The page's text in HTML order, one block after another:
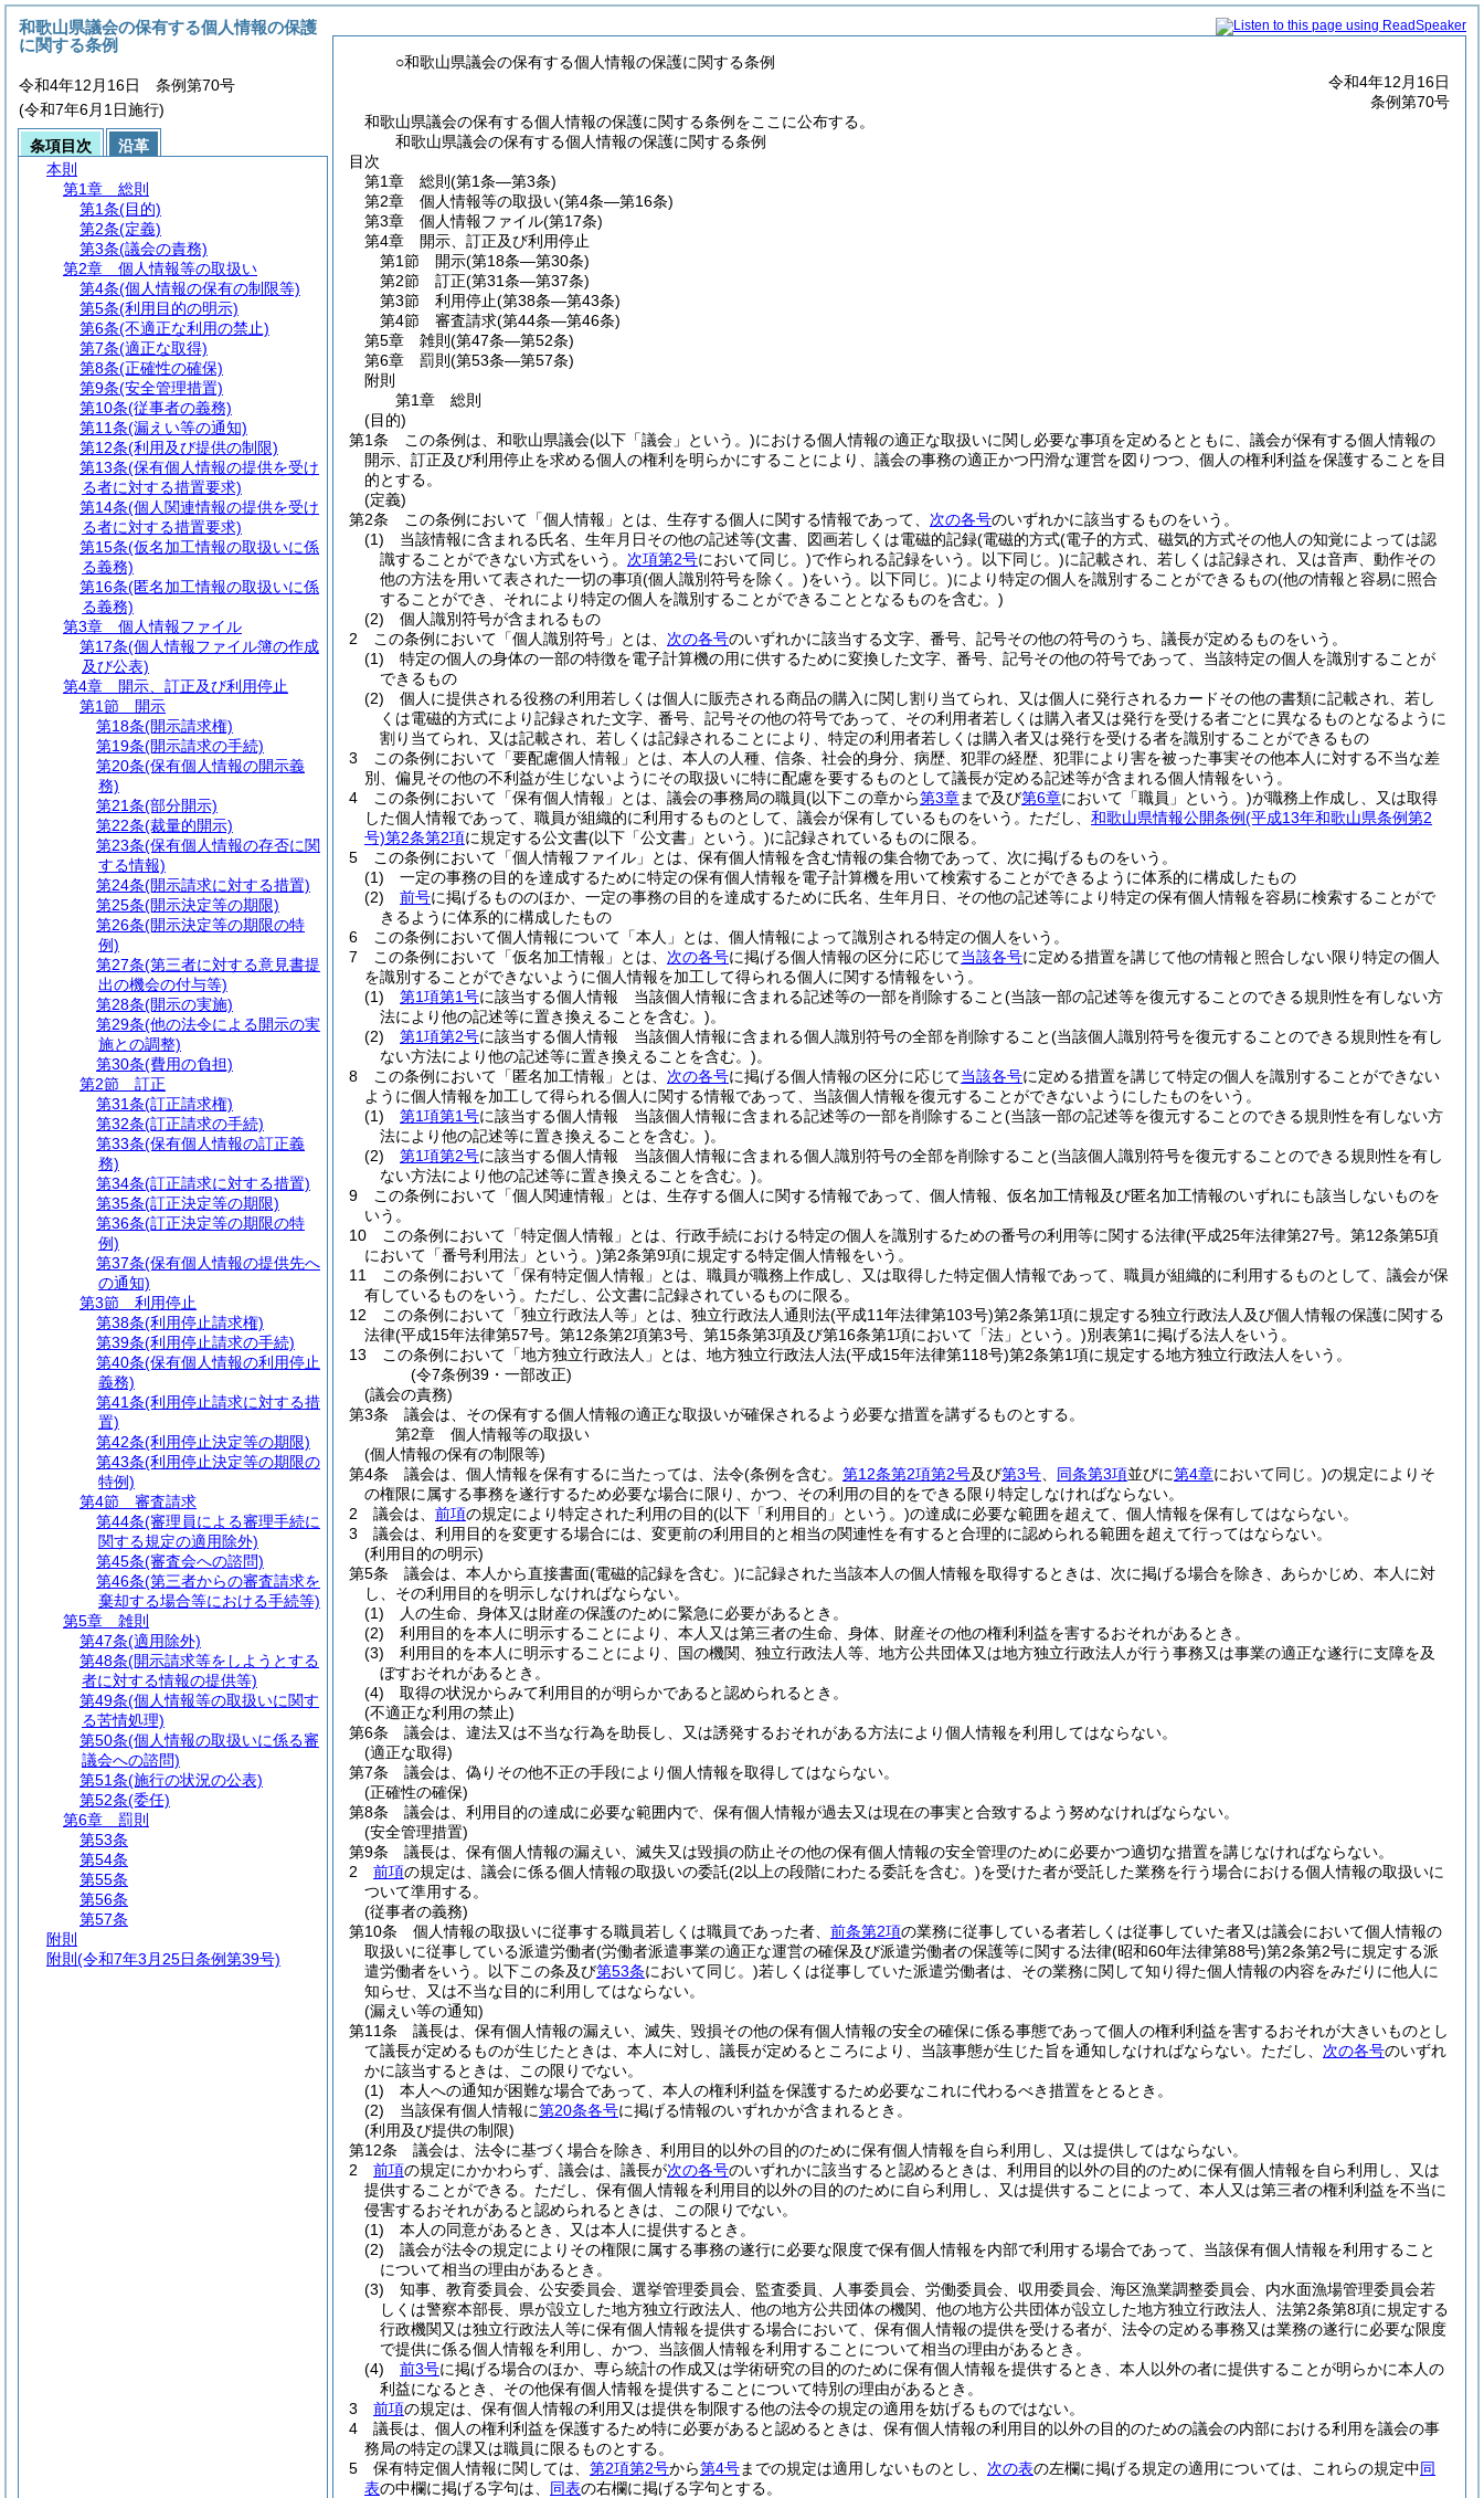
○和歌山県議会の保有する個人情報の保護に関する条例
令和4年12月16日
条例第70号
和歌山県議会の保有する個人情報の保護に関する条例をここに公布する。
和歌山県議会の保有する個人情報の保護に関する条例
目次
第1章
総則 (第1条―第3条)
第2章
個人情報等の取扱い(第4条―第16条)
第3章
個人情報ファイル(第17条)
第4章
開示、訂正及び利用停止
第1節
開示(第18条―第30条)
第2節
訂正(第31条―第37条)
第3節
利用停止(第38条―第43条)
第4節
審査請求(第44条―第46条)
第5章
雑則 (第47条―第52条)
第6章
罰則 (第53条―第57条)
附則
第1章
総則
(目的)
第1条
この条例は、和歌山県議会(以下「議会」という。)における個人情報の適正な取扱いに関し必要な事項を定めるとともに、議会が保有する個人情報の
開示、訂正及び利用停止を求める個人の権利を明らかにすることにより、議会の事務の適正かつ円滑な運営を図りつつ、個人の権利利益を保護することを目
的とする。
(定義)
第2条
この条例において「個人情報」とは、生存する個人に関する情報であって、 次の各号のいずれかに該当するものをいう。
(1)
当該情報に含まれる氏名、生年月日その他の記述等(文書、図画若しくは電磁的記録(電磁的方式(電子的方式、磁気的方式その他人の知覚によっては認
識することができない方式をいう。 次項第2号において同じ。)で作られる記録をいう。以下同じ。)に記載され、若しくは記録され、又は音声、動作その
他の方法を用いて表された一切の事項(個人識別符号を除く。)をいう。以下同じ。)により特定の個人を識別することができるもの(他の情報と容易に照合
することができ、それにより特定の個人を識別することができることとなるものを含む。)
(2)
個人識別符号が含まれるもの
2
この条例において「個人識別符号」とは、 次の各号のいずれかに該当する文字、番号、記号その他の符号のうち、議長が定めるものをいう。
(1)
特定の個人の身体の一部の特徴を電子計算機の用に供するために変換した文字、番号、記号その他の符号であって、当該特定の個人を識別することが
できるもの
(2)
個人に提供される役務の利用若しくは個人に販売される商品の購入に関し割り当てられ、又は個人に発行されるカードその他の書類に記載され、若し
くは電磁的方式により記録された文字、番号、記号その他の符号であって、その利用者若しくは購入者又は発行を受ける者ごとに異なるものとなるように
割り当てられ、又は記載され、若しくは記録されることにより、特定の利用者若しくは購入者又は発行を受ける者を識別することができるもの
3
この条例において「要配慮個人情報」とは、本人の人種、信条、社会的身分、病歴、犯罪の経歴、犯罪により害を被った事実その他本人に対する不当な差
別、偏見その他の不利益が生じないようにその取扱いに特に配慮を要するものとして議長が定める記述等が含まれる個人情報をいう。
4
この条例において「保有個人情報」とは、議会の事務局の職員(以下この章から第3章まで及び第6章において「職員」という。)が職務上作成し、又は取得
した個人情報であって、職員が組織的に利用するものとして、議会が保有しているものをいう。 ただし、 和歌山県情報公開条例(平成13年和歌山県条例第2
号)第2条第2項に規定する公文書(以下「公文書」という。)に記録されているものに限る。
5
この条例において「個人情報ファイル」とは、保有個人情報を含む情報の集合物であって、次に掲げるものをいう。
(1)
一定の事務の目的を達成するために特定の保有個人情報を電子計算機を用いて検索することができるように体系的に構成したもの
(2)
前号に掲げるもののほか、一定の事務の目的を達成するために氏名、生年月日、その他の記述等により特定の保有個人情報を容易に検索することがで
きるように体系的に構成したもの
6
この条例において個人情報について「本人」とは、個人情報によって識別される特定の個人をいう。
7
この条例において「仮名加工情報」とは、 次の各号に掲げる個人情報の区分に応じて当該各号に定める措置を講じて他の情報と照合しない限り特定の個人
を識別することができないように個人情報を加工して得られる個人に関する情報をいう。
(1)
第1項第1号に該当する個人情報 当該個人情報に含まれる記述等の一部を削除すること(当該一部の記述等を復元することのできる規則性を有しない方
法により他の記述等に置き換えることを含む。)。
(2)
第1項第2号に該当する個人情報 当該個人情報に含まれる個人識別符号の全部を削除すること(当該個人識別符号を復元することのできる規則性を有し
ない方法により他の記述等に置き換えることを含む。)。
8
この条例において「匿名加工情報」とは、 次の各号に掲げる個人情報の区分に応じて当該各号に定める措置を講じて特定の個人を識別することができない
ように個人情報を加工して得られる個人に関する情報であって、当該個人情報を復元することができないようにしたものをいう。
(1)
第1項第1号に該当する個人情報 当該個人情報に含まれる記述等の一部を削除すること(当該一部の記述等を復元することのできる規則性を有しない方
法により他の記述等に置き換えることを含む。)。
(2)
第1項第2号に該当する個人情報 当該個人情報に含まれる個人識別符号の全部を削除すること(当該個人識別符号を復元することのできる規則性を有し
ない方法により他の記述等に置き換えることを含む。)。
9
この条例において「個人関連情報」とは、生存する個人に関する情報であって、個人情報、仮名加工情報及び匿名加工情報のいずれにも該当しないものを
いう。
10
この条例において「特定個人情報」とは、行政手続における特定の個人を識別するための番号の利用等に関する法律(平成25年法律第27号。第12条第5項
において「番号利用法」という。)第2条第9項に規定する特定個人情報をいう。
11
この条例において「保有特定個人情報」とは、職員が職務上作成し、又は取得した特定個人情報であって、職員が組織的に利用するものとして、議会が保
有しているものをいう。 ただし、公文書に記録されているものに限る。
12
この条例において「独立行政法人等」とは、独立行政法人通則法(平成11年法律第103号)第2条第1項に規定する独立行政法人及び個人情報の保護に関する
法律(平成15年法律第57号。第12条第2項第3号、第15条第3項及び第16条第1項において「法」という。)別表第1に掲げる法人をいう。
13
この条例において「地方独立行政法人」とは、地方独立行政法人法(平成15年法律第118号)第2条第1項に規定する地方独立行政法人をいう。
(令7条例39・一部改正)
(議会の責務)
第3条
議会は、その保有する個人情報の適正な取扱いが確保されるよう必要な措置を講ずるものとする。
第2章
個人情報等の取扱い
(個人情報の保有の制限等)
第4条
議会は、個人情報を保有するに当たっては、法令(条例を含む。 第12条第2項第2号及び第3号 同条第3項並びに第4章において同じ。)の規定によりそ
の権限に属する事務を遂行するため必要な場合に限り、かつ、その利用の目的をできる限り特定しなければならない。
2
議会は、 前項の規定により特定された利用の目的(以下「利用目的」という。)の達成に必要な範囲を超えて、個人情報を保有してはならない。
3
議会は、利用目的を変更する場合には、変更前の利用目的と相当の関連性を有すると合理的に認められる範囲を超えて行ってはならない。
(利用目的の明示)
第5条
議会は、本人から直接書面(電磁的記録を含む。)に記録された当該本人の個人情報を取得するときは、次に掲げる場合を除き、あらかじめ、本人に対
し、その利用目的を明示しなければならない。
(1)
人の生命、身体又は財産の保護のために緊急に必要があるとき。
(2)
利用目的を本人に明示することにより、本人又は第三者の生命、身体、財産その他の権利利益を害するおそれがあるとき。
(3)
利用目的を本人に明示することにより、国の機関、独立行政法人等、地方公共団体又は地方独立行政法人が行う事務又は事業の適正な遂行に支障を及
ぼすおそれがあるとき。
(4)
取得の状況からみて利用目的が明らかであると認められるとき。
(不適正な利用の禁止)
第6条
議会は、違法又は不当な行為を助長し、又は誘発するおそれがある方法により個人情報を利用してはならない。
(適正な取得)
第7条
議会は、偽りその他不正の手段により個人情報を取得してはならない。
(正確性の確保)
第8条
議会は、利用目的の達成に必要な範囲内で、保有個人情報が過去又は現在の事実と合致するよう努めなければならない。
(安全管理措置)
第9条
議長は、保有個人情報の漏えい、滅失又は毀損の防止その他の保有個人情報の安全管理のために必要かつ適切な措置を講じなければならない。
2
前項の規定は、議会に係る個人情報の取扱いの委託(2以上の段階にわたる委託を含む。)を受けた者が受託した業務を行う場合における個人情報の取扱いに
ついて準用する。
(従事者の義務)
第10条
個人情報の取扱いに従事する職員若しくは職員であった者、 前条第2項の業務に従事している者若しくは従事していた者又は議会において個人情報の
取扱いに従事している派遣労働者(労働者派遣事業の適正な運営の確保及び派遣労働者の保護等に関する法律(昭和60年法律第88号)第2条第2号に規定する派
遣労働者をいう。以下この条及び第53条において同じ。)若しくは従事していた派遣労働者は、その業務に関して知り得た個人情報の内容をみだりに他人に
知らせ、又は不当な目的に利用してはならない。
(漏えい等の通知)
第11条
議長は、保有個人情報の漏えい、滅失、毀損その他の保有個人情報の安全の確保に係る事態であって個人の権利利益を害するおそれが大きいものとし
て議長が定めるものが生じたときは、本人に対し、議長が定めるところにより、当該事態が生じた旨を通知しなければならない。 ただし、 次の各号のいずれ
かに該当するときは、この限りでない。
(1)
本人への通知が困難な場合であって、本人の権利利益を保護するため必要なこれに代わるべき措置をとるとき。
(2)
当該保有個人情報に第20条各号に掲げる情報のいずれかが含まれるとき。
(利用及び提供の制限)
第12条
議会は、法令に基づく場合を除き、利用目的以外の目的のために保有個人情報を自ら利用し、又は提供してはならない。
2
前項の規定にかかわらず、議会は、議長が次の各号のいずれかに該当すると認めるときは、利用目的以外の目的のために保有個人情報を自ら利用し、又は
提供することができる。 ただし、保有個人情報を利用目的以外の目的のために自ら利用し、又は提供することによって、本人又は第三者の権利利益を不当に
侵害するおそれがあると認められるときは、この限りでない。
(1)
本人の同意があるとき、又は本人に提供するとき。
(2)
議会が法令の規定によりその権限に属する事務の遂行に必要な限度で保有個人情報を内部で利用する場合であって、当該保有個人情報を利用すること
について相当の理由があるとき。
(3)
知事、教育委員会、公安委員会、選挙管理委員会、監査委員、人事委員会、労働委員会、収用委員会、海区漁業調整委員会、内水面漁場管理委員会若
しくは警察本部長、県が設立した地方独立行政法人、他の地方公共団体の機関、他の地方公共団体が設立した地方独立行政法人、法第2条第8項に規定する
行政機関又は独立行政法人等に保有個人情報を提供する場合において、保有個人情報の提供を受ける者が、法令の定める事務又は業務の遂行に必要な限度
で提供に係る個人情報を利用し、かつ、当該個人情報を利用することについて相当の理由があるとき。
(4)
前3号に掲げる場合のほか、専ら統計の作成又は学術研究の目的のために保有個人情報を提供するとき、本人以外の者に提供することが明らかに本人の
利益になるとき、その他保有個人情報を提供することについて特別の理由があるとき。
3
前項の規定は、保有個人情報の利用又は提供を制限する他の法令の規定の適用を妨げるものではない。
4
議長は、個人の権利利益を保護するため特に必要があると認めるときは、保有個人情報の利用目的以外の目的のための議会の内部における利用を議会の事
務局の特定の課又は職員に限るものとする。
5
保有特定個人情報に関しては、 第2項第2号から第4号までの規定は適用しないものとし、 次の表の左欄に掲げる規定の適用については、これらの規定中同
表の中欄に掲げる字句は、 同表の右欄に掲げる字句とする。
和歌山県議会の保有する個人情報の保護
に関する条例
令和4年12月16日 条例第70号
(令和7年6月1日施行)
条項目次
沿革
本則
第1章
総則
第1条(目的)
第2条(定義)
第3条(議会の責務)
第2章
個人情報等の取扱い
第4条(個人情報の保有の制限等)
第5条(利用目的の明示)
第6条(不適正な利用の禁止)
第7条(適正な取得)
第8条(正確性の確保)
第9条(安全管理措置)
第10条(従事者の義務)
第11条(漏えい等の通知)
第12条(利用及び提供の制限)
第13条(保有個人情報の提供を受け
る者に対する措置要求)
第14条(個人関連情報の提供を受け
る者に対する措置要求)
第15条(仮名加工情報の取扱いに係
る義務)
第16条(匿名加工情報の取扱いに係
る義務)
第3章
個人情報ファイル
第17条(個人情報ファイル簿の作成
及び公表)
第4章
開示、訂正及び利用停止
第1節
開示
第18条(開示請求権)
第19条(開示請求の手続)
第20条(保有個人情報の開示義
務)
第21条(部分開示)
第22条(裁量的開示)
第23条(保有個人情報の存否に関
する情報)
第24条(開示請求に対する措置)
第25条(開示決定等の期限)
第26条(開示決定等の期限の特
例)
第27条(第三者に対する意見書提
出の機会の付与等)
第28条(開示の実施)
第29条(他の法令による開示の実
施との調整)
第30条(費用の負担)
第2節
訂正
第31条(訂正請求権)
第32条(訂正請求の手続)
第33条(保有個人情報の訂正義
務)
第34条(訂正請求に対する措置)
第35条(訂正決定等の期限)
第36条(訂正決定等の期限の特
例)
第37条(保有個人情報の提供先へ
の通知)
第3節
利用停止
第38条(利用停止請求権)
第39条(利用停止請求の手続)
第40条(保有個人情報の利用停止
義務)
第41条(利用停止請求に対する措
置)
第42条(利用停止決定等の期限)
第43条(利用停止決定等の期限の
特例)
第4節
審査請求
第44条(審理員による審理手続に
関する規定の適用除外)
第45条(審査会への諮問)
第46条(第三者からの審査請求を
棄却する場合等における手続等)
第5章
雑則
第47条(適用除外)
第48条(開示請求等をしようとする
者に対する情報の提供等)
第49条(個人情報等の取扱いに関す
る苦情処理)
第50条(個人情報の取扱いに係る審
議会への諮問)
第51条(施行の状況の公表)
第52条(委任)
第6章
罰則
第53条
第54条
第55条
第56条
第57条
附則
附則 (令和7年3月25日条例第39号)